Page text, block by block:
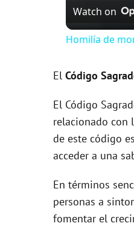
Watch on
Homilía de
El Código
El Código
relacionado con
de este código
acceder a una
En términos
personas a
fomentar el